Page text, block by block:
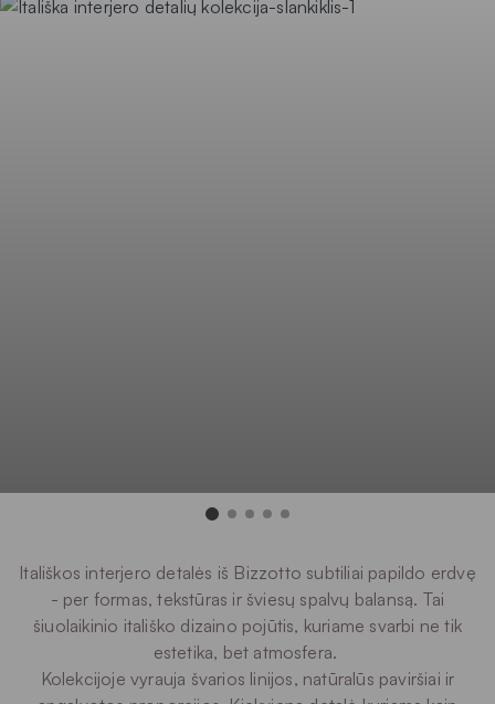
Itališkos interjero detalės iš Bizzotto subtiliai papildo erdvę
- per formas, tekstūras ir šviesų spalvų balansą. Tai
šiuolaikinio itališko dizaino pojūtis, kuriame svarbi ne tik
estetika, bet atmosfera.
Kolekcijoje vyrauja švarios linijos, natūralūs paviršiai ir